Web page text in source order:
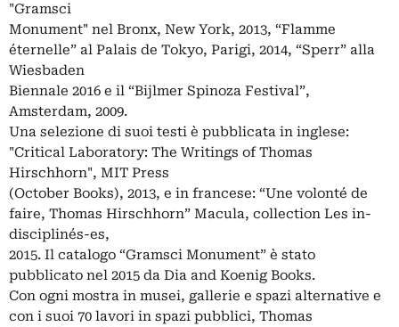
"Gramsci
Monument" nel Bronx, New York, 2013, “Flamme
éternelle” al Palais de Tokyo, Parigi, 2014, “Sperr” alla
Wiesbaden
Biennale 2016 e il “Bijlmer Spinoza Festival”,
Amsterdam, 2009.
Una selezione di suoi testi è pubblicata in inglese:
"Critical Laboratory: The Writings of Thomas
Hirschhorn", MIT Press
(October Books), 2013, e in francese: “Une volonté de
faire, Thomas Hirschhorn” Macula, collection Les in-
disciplinés-es,
2015. Il catalogo “Gramsci Monument” è stato
pubblicato nel 2015 da Dia and Koenig Books.
Con ogni mostra in musei, gallerie e spazi alternative e
con i suoi 70 lavori in spazi pubblici, Thomas